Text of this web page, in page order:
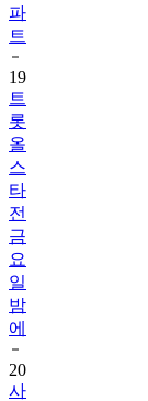
파
트
19
트
롯
올
스
타
전
금
요
일
밤
에
20
사